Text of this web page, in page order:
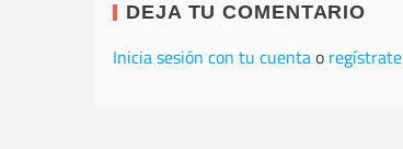
DEJA TU COMENTARIO
Inicia sesión con tu cuentao regístrate